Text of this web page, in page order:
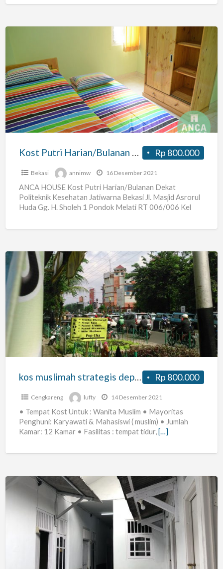
Putri
Harian/Bulanan
Dekat
Politeknik
Kesehatan
Jatiwarna
Rp 800.000
Kost Putri Harian/Bulanan Dekat Politeknik Kesehatan Jatiwarna Bekasi
Bekasi annimw 16 Desember 2021
ANCA HOUSE Kost Putri Harian/Bulanan Dekat
Politeknik Kesehatan Jatiwarna Bekasi Jl. Masjid Asrorul
Huda Gg. H. Sholeh 1 Pondok Melati RT 006/006 Kel
kos
muslimah
strategis
Jakarta
Rp 800.000
kos muslimah strategis depan PGC Cililitan Jakarta Timur
Cengkareng lufty 14 Desember 2021
• Tempat Kost Untuk : Wanita Muslim • Mayoritas
Penghuni: Karyawati & Mahasiswi ( muslim) • Jumlah
Kamar: 12 Kamar • Fasilitas : tempat tidur, […]
Kost
Suryo